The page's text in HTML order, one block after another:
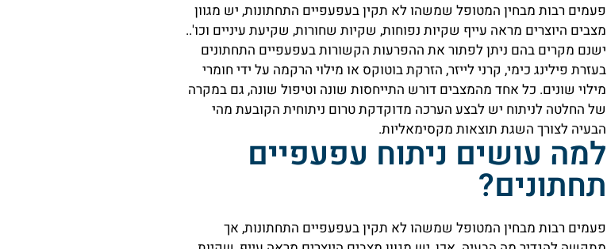
פעמים רבות מבחין המטופל שמשהו לא תקין בעפעפיים התחתונות, יש מגוון
מצבים היוצרים מראה עייף שקיות נפוחות, שקיות שחורות, שקיעת עיניים וכו'..
ישנם מקרים בהם ניתן לפתור את ההפרעות הקשורות בעפעפיים התחתונים
בעזרת פילינג כימי, קרני לייזר, הזרקת בוטוקס או מילוי הרקמה על ידי חומרי
מילוי שונים. כל אחד מהמצבים דורש התייחסות שונה וטיפול שונה, גם במקרה
של החלטה לניתוח יש לבצע הערכה מדוקדקת טרום ניתוחית הקובעת מהי
הבעיה לצורך השגת תוצאות מקסימאליות.
למה עושים ניתוח עפעפיים
תחתונים?
פעמים רבות מבחין המטופל שמשהו לא תקין בעפעפיים התחתונות, אך